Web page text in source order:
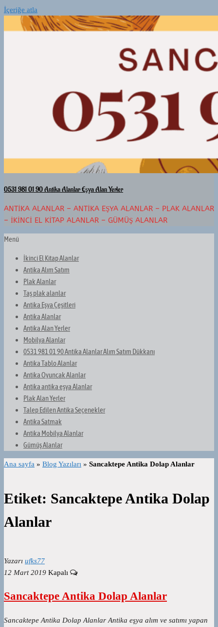
İçeriğe atla
0531 981 01 90 Antika Alanlar Eşya Alan Yerler
ANTIKA ALANLAR – ANTIKA EŞYA ALANLAR – PLAK ALANLAR
– İKINCI EL KITAP ALANLAR – GÜMÜŞ ALANLAR
Menü
İkinci El Kitap Alanlar
Antika Alım Satım
Plak Alanlar
Taş plak alanlar
Antika Eşya Çeşitleri
Antika Alanlar
Antika Alan Yerler
Mobilya Alanlar
0531 981 01 90 Antika Alanlar Alım Satım Dükkanı
Antika Tablo Alanlar
Antika Oyuncak Alanlar
Antika antika eşya Alanlar
Plak Alan Yerler
Talep Edilen Antika Seçenekler
Antika Satmak
Antika Mobilya Alanlar
Gümüş Alanlar
Ana sayfa » Blog Yazıları » Sancaktepe Antika Dolap Alanlar
Etiket: Sancaktepe Antika Dolap
Alanlar
Yazarı ufks77
12 Mart 2019 Kapalı
Sancaktepe Antika Dolap Alanlar
Sancaktepe Antika Dolap Alanlar Antika eşya alım ve satımı yapan